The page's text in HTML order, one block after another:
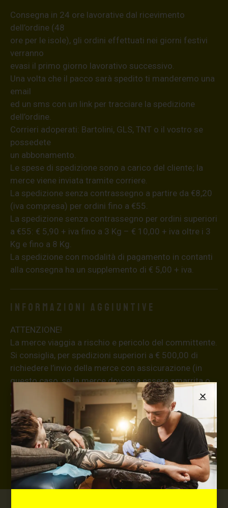
Consegna in 24 ore lavorative dal ricevimento
dell’ordine (48
ore per le isole), gli ordini effettuati nei giorni festivi
verranno
evasi il primo giorno lavorativo successivo.
Una volta che il pacco sarà spedito ti manderemo una
email
ed un sms con un link per tracciare la spedizione
dell’ordine.
Corrieri adoperati: Bartolini, GLS, TNT o il vostro se
possedete
un abbonamento.
Le spese di spedizione sono a carico del cliente; la
merce viene inviata tramite corriere.
La spedizione senza contrassegno a partire da €8,20
(iva compresa) per ordini fino a €55.
La spedizione senza contrassegno per ordini superiori
a €55: € 5,90 + iva fino a 3 Kg – € 10,00 + iva oltre i 3
Kg e fino a 8 Kg.
La spedizione con modalità di pagamento in contanti
alla consegna ha un supplemento di € 5,00 + iva.
Informazioni aggiuntive
ATTENZIONE!
La merce viaggia a rischio e pericolo del committente.
Si consiglia, per spedizioni superiori a € 500,00 di
richiedere l’invio della merce con assicurazione (in
questo caso, se la merce dovesse essere smarrita o
danneggiata dal corriere, quest’ultimo risarcirà l’intero
valore della merce, in caso contrario nessuno
rimborserà il destinatario) con un costo aggiuntivo del
3,5% sul valore totale del carrello, da richiedere prima
di concludere il pagamento al seguente indirizzo:
shop@maxsignorello.it.